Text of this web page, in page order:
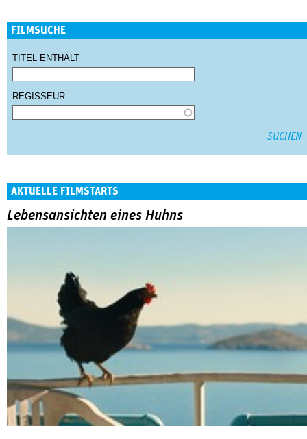
FILMSUCHE
TITEL ENTHÄLT
REGISSEUR
AKTUELLE FILMSTARTS
Lebensansichten eines Huhns